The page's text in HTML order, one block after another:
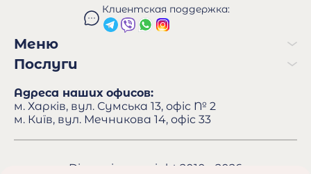
Клиентская поддержка:
Меню
Послуги
Адреса наших офисов:
м. Харків, вул. Сумська 13, офіс № 2
м. Київ, вул. Мечникова 14, офіс 33
Dipservis copyright 2010 - 2026